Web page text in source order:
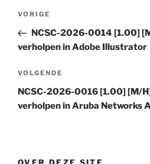
Bericht
Vorig
bericht
VORIGE
NCSC-2026-0014 [1.00]
verholpen in Adobe Illustrator
Volgend
bericht
VOLGENDE
NCSC-2026-0016 [1.00] [M/
verholpen in Aruba Networks
OVER DEZE SITE